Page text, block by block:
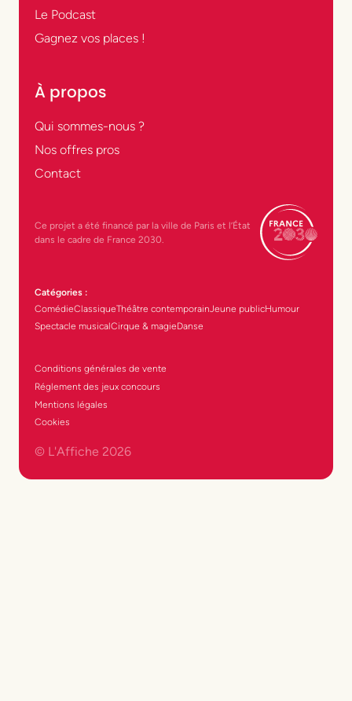
Le Podcast
Gagnez vos places !
À propos
Qui sommes-nous ?
Nos offres pros
Contact
Ce projet a été financé par la ville de Paris et l’État
dans le cadre de France 2030.
Catégories :
ComédieClassiqueThéâtre contemporainJeune publicHumour
Spectacle musicalCirque & magieDanse
Conditions générales de vente
Réglement des jeux concours
Mentions légales
Cookies
© L'Affiche 2026